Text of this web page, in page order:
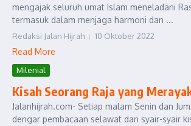
mengajak seluruh umat Islam meneladani
termasuk dalam menjaga harmoni dan ...
Redaksi Jalan Hijrah 10 Oktober 2022
Read More
Milenial
Kisah Seorang Raja yang
Jalanhijrah.com- Setiap malam Senin dan
dengar pembacaan selawat dan syair-syair